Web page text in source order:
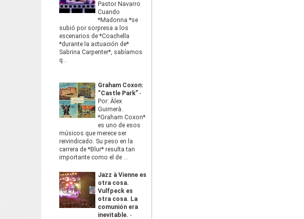
Pastor Navarro
Cuando
*Madonna *se
subió por sorpresa a los
escenarios de *Coachella
*durante la actuación de*
Sabrina Carpenter*, sabíamos
q...
Graham Coxon:
“Castle Park” -
Por: Àlex
Guimerà.
*Graham Coxon*
es uno de esos
músicos que merece ser
reivindicado. Su peso en la
carrera de *Blur* resulta tan
importante como el de ...
Jazz à Vienne es
otra cosa.
Vulfpeck es
otra cosa. La
comunión era
inevitable. -